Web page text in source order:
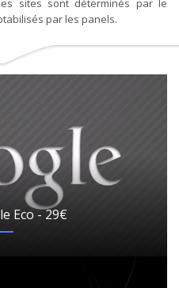
sites sont déterminés par le
par les panels.
Eco - 29€